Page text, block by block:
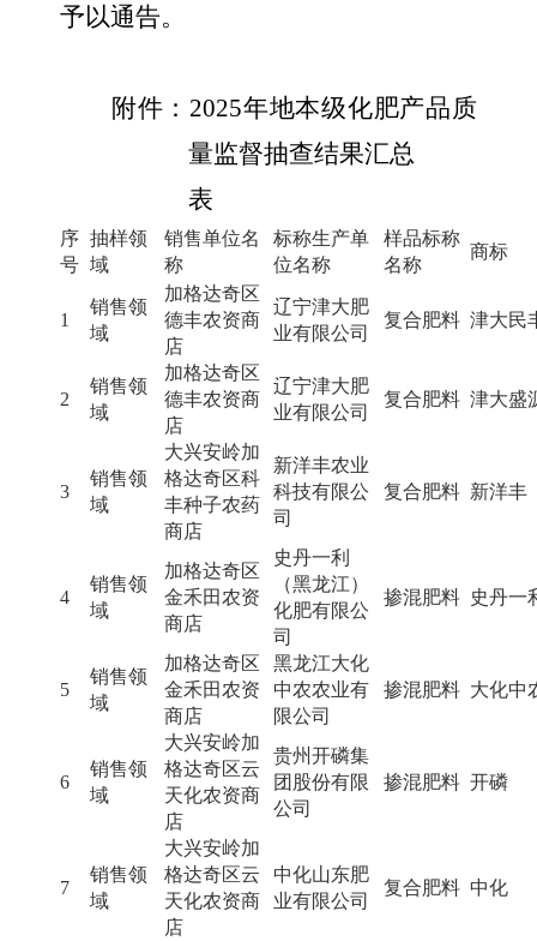
予以通告。
附件： 2025年地本级化肥产品质
量监督抽查结果汇总
表
序
号
抽样领
域
销售单位名
称
标称生产单
位名称
样品标称
名称
商标
1
销售领
域
加格达奇区
德丰农资商
店
辽宁津大肥
业有限公司
复合肥料 津大民
2
销售领
域
加格达奇区
德丰农资商
店
辽宁津大肥
业有限公司
复合肥料 津大盛
3
销售领
域
大兴安岭加
格达奇区科
丰种子农药
商店
新洋丰农业
科技有限公
司
复合肥料 新洋丰
4
销售领
域
加格达奇区
金禾田农资
商店
史丹一利
（黑龙江）
化肥有限公
司
掺混肥料 史丹一
5
销售领
域
加格达奇区
金禾田农资
商店
黑龙江大化
中农农业有
限公司
掺混肥料 大化中
6
销售领
域
大兴安岭加
格达奇区云
天化农资商
店
贵州开磷集
团股份有限
公司
掺混肥料 开磷
7
销售领
域
大兴安岭加
格达奇区云
天化农资商
店
中化山东肥
业有限公司
复合肥料 中化